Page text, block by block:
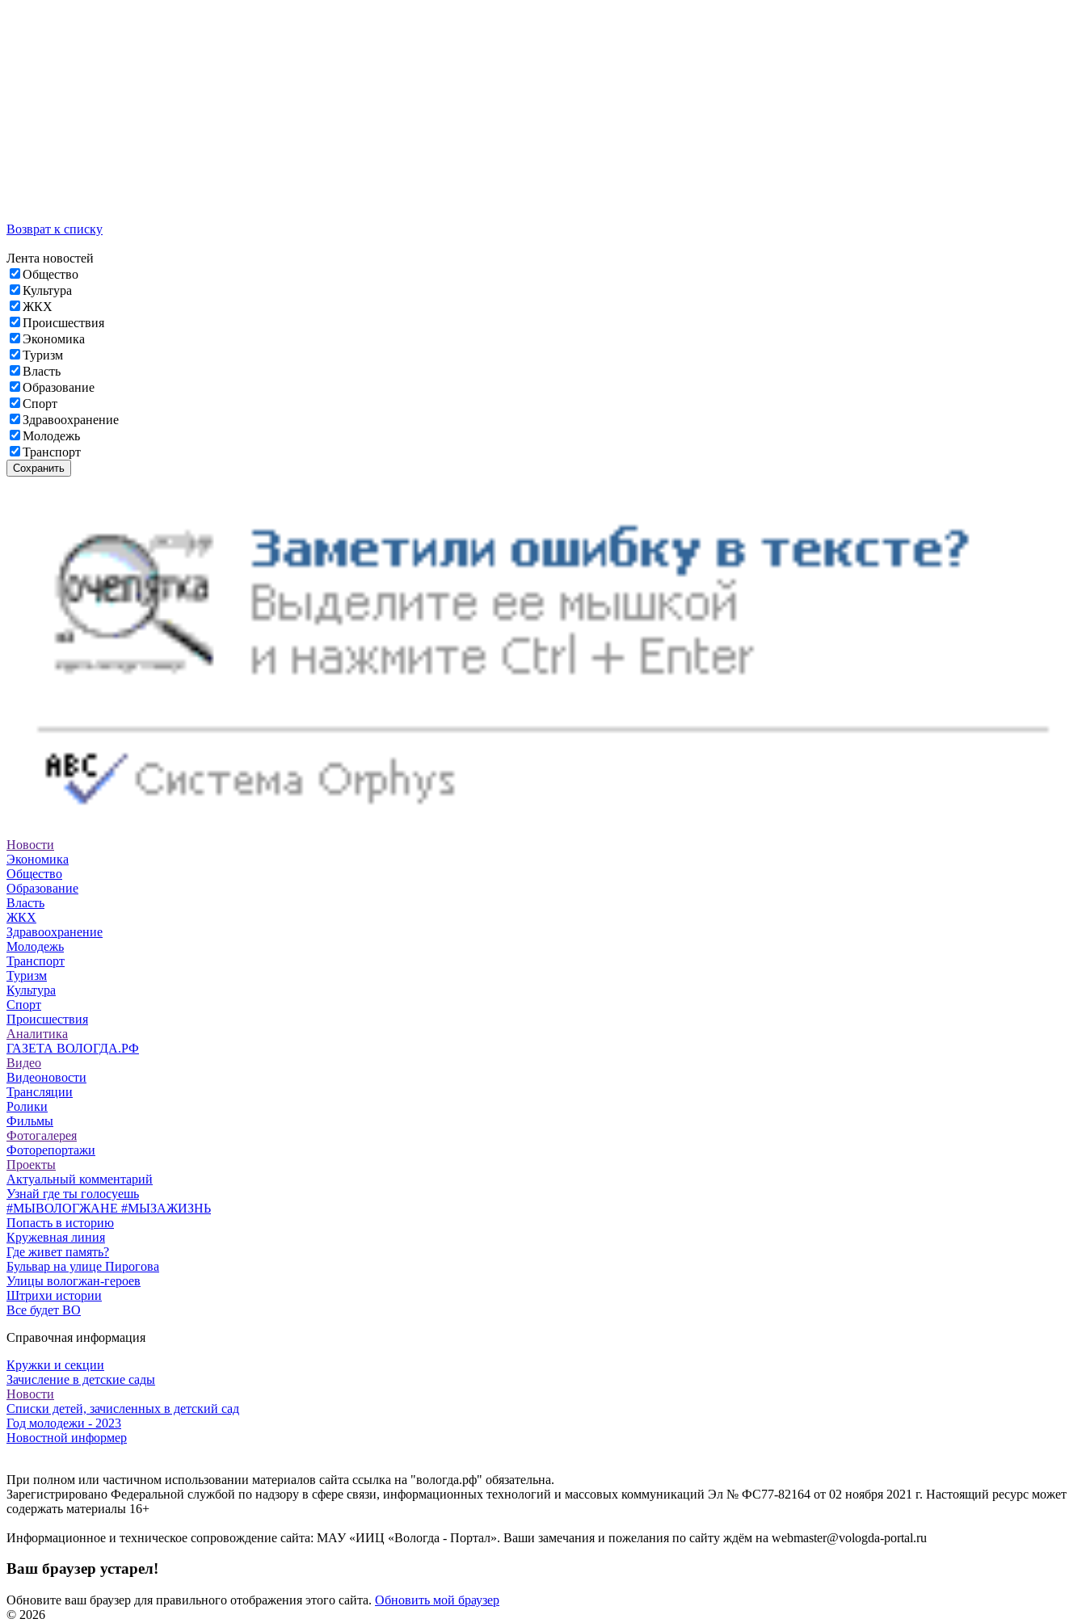
Возврат к списку
Лента новостей
Общество
Культура
ЖКХ
Происшествия
Экономика
Туризм
Власть
Образование
Спорт
Здравоохранение
Молодежь
Транспорт
Сохранить
Новости
Экономика
Общество
Образование
Власть
ЖКХ
Здравоохранение
Молодежь
Транспорт
Туризм
Культура
Спорт
Происшествия
Аналитика
ГАЗЕТА ВОЛОГДА.РФ
Видео
Видеоновости
Трансляции
Ролики
Фильмы
Фотогалерея
Фоторепортажи
Проекты
Актуальный комментарий
Узнай где ты голосуешь
#МЫВОЛОГЖАНЕ #МЫЗАЖИЗНЬ
Попасть в историю
Кружевная линия
Где живет память?
Бульвар на улице Пирогова
Улицы вологжан-героев
Штрихи истории
Все будет ВО
Справочная информация
Кружки и секции
Зачисление в детские сады
Новости
Списки детей, зачисленных в детский сад
Год молодежи - 2023
© 2026
Новостной информер
При полном или частичном использовании материалов сайта ссылка на "вологда.рф" обязательна.
Зарегистрировано Федеральной службой по надзору в сфере связи, информационных технологий и массовых коммуникаций Эл № ФС77-82164 от 02 ноября 2021 г. Настоящий ресурс может
содержать материалы 16+
Информационное и техническое сопровождение сайта: МАУ «ИИЦ «Вологда - Портал». Ваши замечания и пожелания по сайту ждём на webmaster@vologda-portal.ru
Ваш браузер устарел!
Обновите ваш браузер для правильного отображения этого сайта. Обновить мой браузер